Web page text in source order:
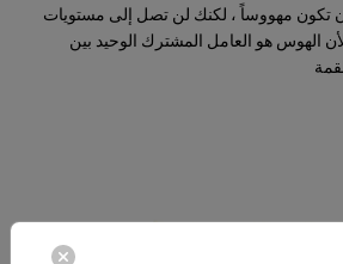
تكون مهووساً ، لكنك لن تصل إلى مستويات
الهوس هو العامل المشترك الوحيد بين